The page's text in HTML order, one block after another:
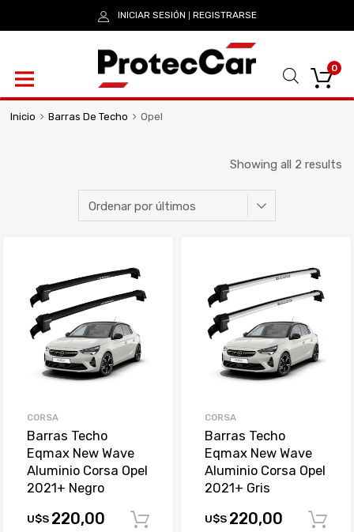
INICIAR SESIÓN REGISTRARSE
0
Inicio Barras De Techo Opel
Showing all 2 results
CORSA
Barras Techo
Eqmax New Wave
Aluminio Corsa Opel
2021+ Negro
U$S 220,00 Comprar
CORSA
Barras Techo
Eqmax New Wave
Aluminio Corsa Opel
2021+ Gris
U$S 220,00